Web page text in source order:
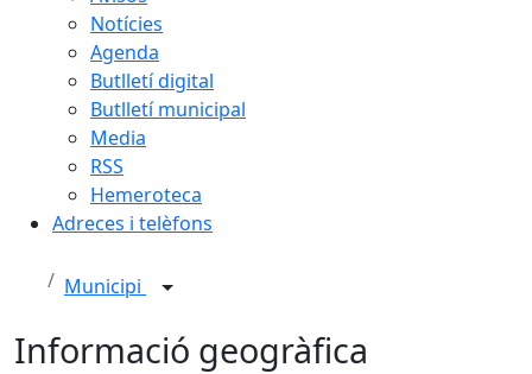
Notícies
Agenda
Butlletí digital
Butlletí municipal
Media
RSS
Hemeroteca
Adreces i telèfons
Municipi
Informació geogràfica